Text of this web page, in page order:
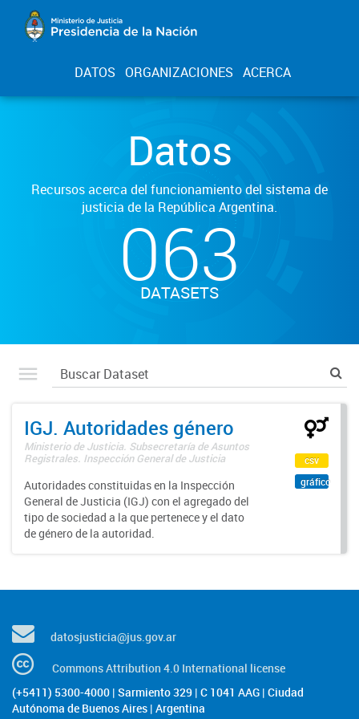
DATOS ORGANIZACIONES ACERCA
Datos
Recursos acerca del funcionamiento del sistema de
justicia de la República Argentina.
063
DATASETS
IGJ. Autoridades género
Ministerio de Justicia. Subsecretaría de Asuntos
Registrales. Inspección General de Justicia
Autoridades constituidas en la Inspección
General de Justicia (IGJ) con el agregado del
tipo de sociedad a la que pertenece y el dato
de género de la autoridad.
csv
gráfico
datosjusticia@jus.gov.ar
Commons Attribution 4.0 International license
(+5411) 5300-4000 | Sarmiento 329 | C 1041 AAG | Ciudad
Autónoma de Buenos Aires | Argentina